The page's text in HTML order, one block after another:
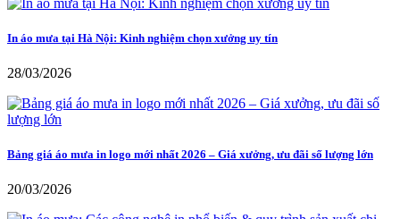
In áo mưa tại Hà Nội: Kinh nghiệm chọn xưởng uy tín
28/03/2026
Bảng giá áo mưa in logo mới nhất 2026 – Giá xưởng, ưu đãi số lượng lớn
20/03/2026